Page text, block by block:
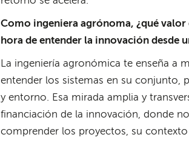
Como ingeniera agrónoma, ¿qué
hora de entender la innovación desde
La ingeniería agronómica te enseña a
entender los sistemas en su conjunto,
y entorno. Esa mirada amplia y
financiación de la innovación, donde
comprender los proyectos, su